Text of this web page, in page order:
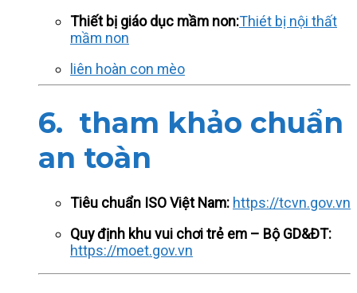
Thiết bị giáo dục mầm non:Thiét bị nội thất
mầm non
liên hoàn con mèo
6. tham khảo chuẩn
an toàn
Tiêu chuẩn ISO Việt Nam: https://tcvn.gov.vn
Quy định khu vui chơi trẻ em – Bộ GD&ĐT:
https://moet.gov.vn